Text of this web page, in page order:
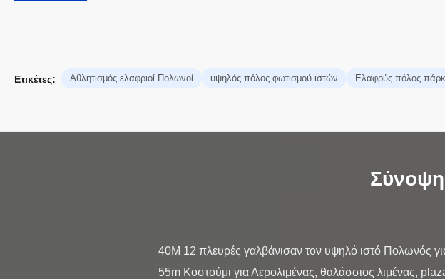
Ετικέτες: Αθλητισμός ελαφριοί Πολωνοί υψηλός πόλος φωτισμού ιστών Ελαφρύς πόλος
Σύνοψη
40M 12 πλευρές γαλβάνισαν τον υψηλό ιστό Πολωνός
55m Κοστούμι για Αερολιμένας, θαλάσσιος λιμένας,